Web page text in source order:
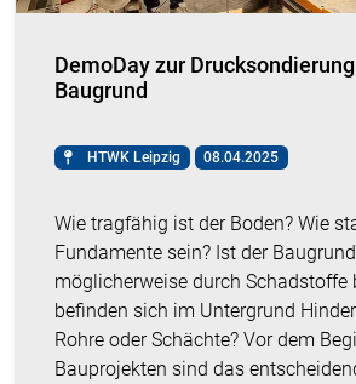
DemoDay zur
Baugrund
HTWK Leipzig 08.04.2025
Wie tragfähig ist der Boden? Wie
Fundamente sein? Ist der Baugrund
möglicherweise durch Schadstoffe
befinden sich im Untergrund
Rohre oder Schächte? Vor dem
Bauprojekten sind das